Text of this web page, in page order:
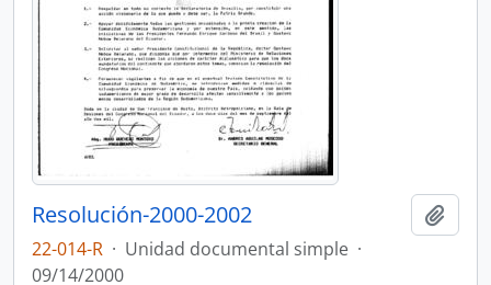
Resolución-2000-2002
22-014-R · Unidad documental simple ·
09/14/2000